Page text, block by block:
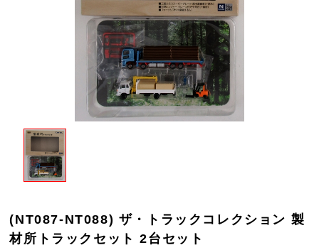
(NT087-NT088) ザ・トラックコレクション 製
材所トラックセット 2台セット